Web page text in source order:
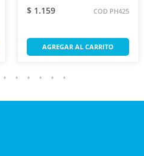
$ 1.159 COD PH425
AGREGAR AL CARRITO
exclusivas